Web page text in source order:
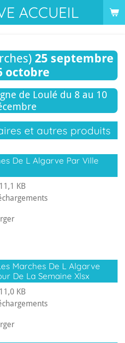
ACCUEIL
25 septembre
octobre
de Loulé du 8 au 10
et autres produits
De L Algarve Par Ville
KB
Marches De L Algarve
De La Semaine Xlsx
KB